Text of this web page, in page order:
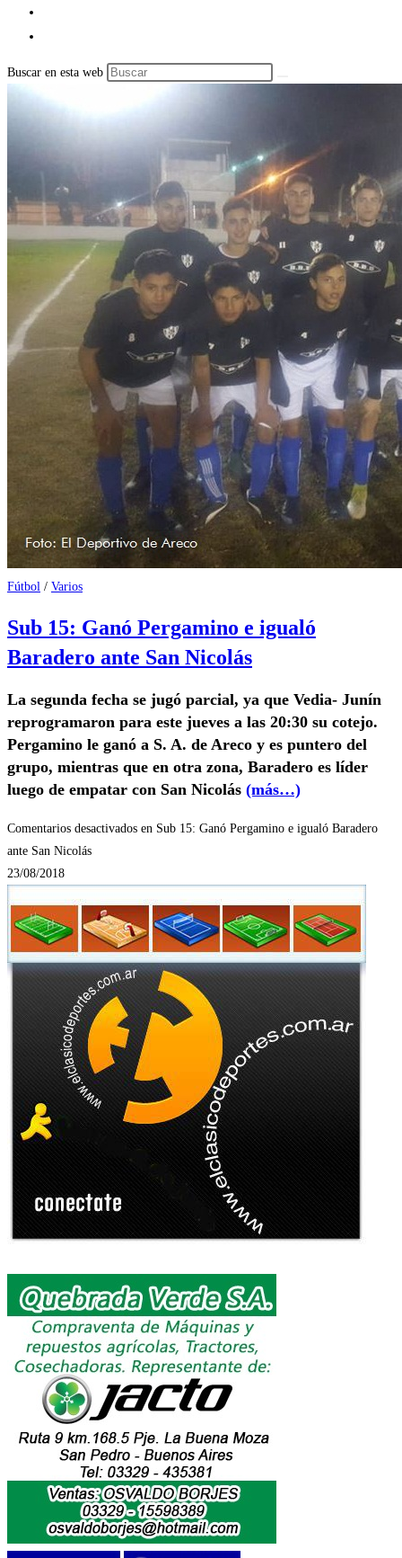
Buscar en esta web
Fútbol / Varios
Sub 15: Ganó Pergamino e igualó
Baradero ante San Nicolás
La segunda fecha se jugó parcial, ya que Vedia- Junín
reprogramaron para este jueves a las 20:30 su cotejo.
Pergamino le ganó a S. A. de Areco y es puntero del
grupo, mientras que en otra zona, Baradero es líder
luego de empatar con San Nicolás (más…)
Comentarios desactivados en Sub 15: Ganó Pergamino e igualó Baradero
ante San Nicolás
23/08/2018